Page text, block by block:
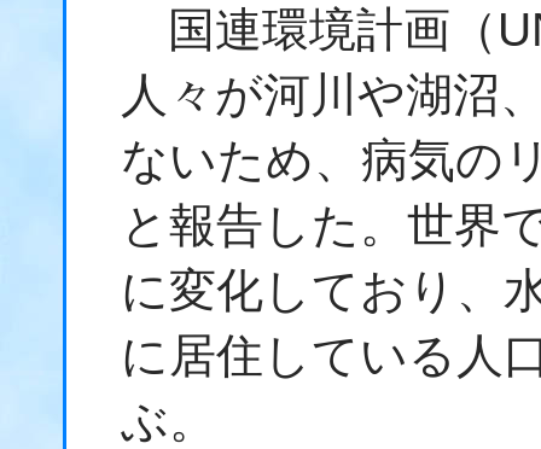
国連環境計画（
人々が河川や湖沼
ないため、病気の
と報告した。世界
に変化しており、
に居住している人
ぶ。